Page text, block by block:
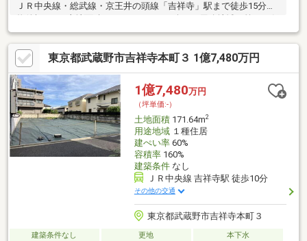
ＪＲ中央線・総武線・京王井の頭線「吉祥寺」駅まで徒歩15分～
層住居専用地域■建ぺい率：40％■容積率：80％■建築条件付土地
ではございません。 お好きなハウスメーカーで建築できます。
※古家有：木造瓦葺2階建、昭和59年5月築、建物面積（公簿）
102.87㎡（現況渡し）
東京都武蔵野市吉祥寺本町３ 1億7,480万円
1億7,480万円
（坪単価:-）
土地面積171.64m2
用途地域１種住居
建ぺい率60%
容積率160%
建築条件なし
ＪＲ中央線 吉祥寺駅 徒歩10分
その他の交通
東京都武蔵野市吉祥寺本町３
建築条件なし 更地
本下水